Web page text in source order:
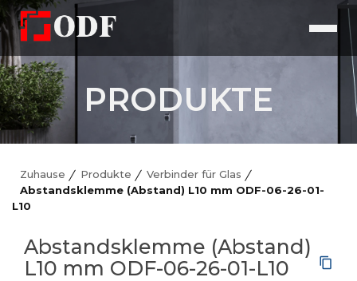
PRODUKTE
Zuhause Produkte
Verbinder für Glas
Abstandsklemme (Abstand) L10 mm ODF-06-26-01-
L10
Abstandsklemme (Abstand)
L10 mm ODF-06-26-01-L10